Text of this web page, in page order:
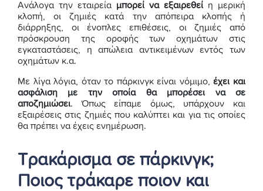
Ανάλογα την εταιρεία μπορεί να εξαιρεθεί η μερική
κλοπή, οι ζημιές κατά την απόπειρα κλοπής ή
διάρρηξης, οι ένοπλες επιθέσεις, οι ζημιές από
πρόσκρουση της οροφής των οχημάτων στις
εγκαταστάσεις, η απώλεια αντικειμένων εντός των
οχημάτων κ.α.
Με λίγα λόγια, όταν το πάρκινγκ είναι νόμιμο,έχει και
ασφάλιση με την οποία θα μπορέσει να σε
αποζημιώσει. Όπως είπαμε όμως, υπάρχουν και
εξαιρέσεις στις ζημιές που καλύπτει και για τις οποίες
θα πρέπει να έχεις ενημέρωση.
Τρακάρισμα σε πάρκινγκ;
Ποιος τράκαρε ποιον και